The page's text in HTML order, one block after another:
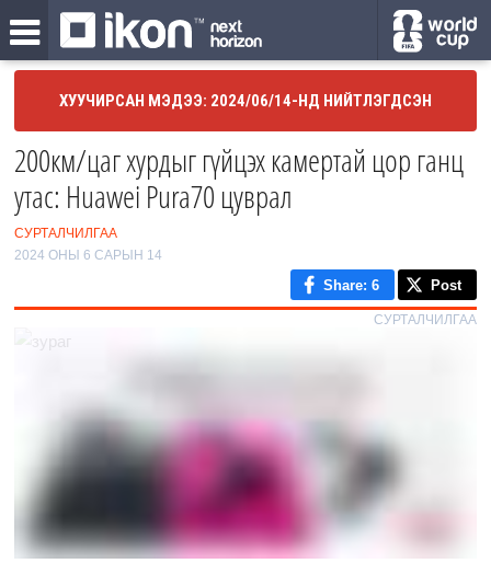
ХУУЧИРСАН МЭДЭЭ: 2024/06/14-НД НИЙТЛЭГДСЭН
200км/цаг хурдыг гүйцэх камертай цор ганц
утас: Huawei Pura70 цуврал
СУРТАЛЧИЛГАА
2024 ОНЫ 6 САРЫН 14
Share: 6 Post
СУРТАЛЧИЛГАА